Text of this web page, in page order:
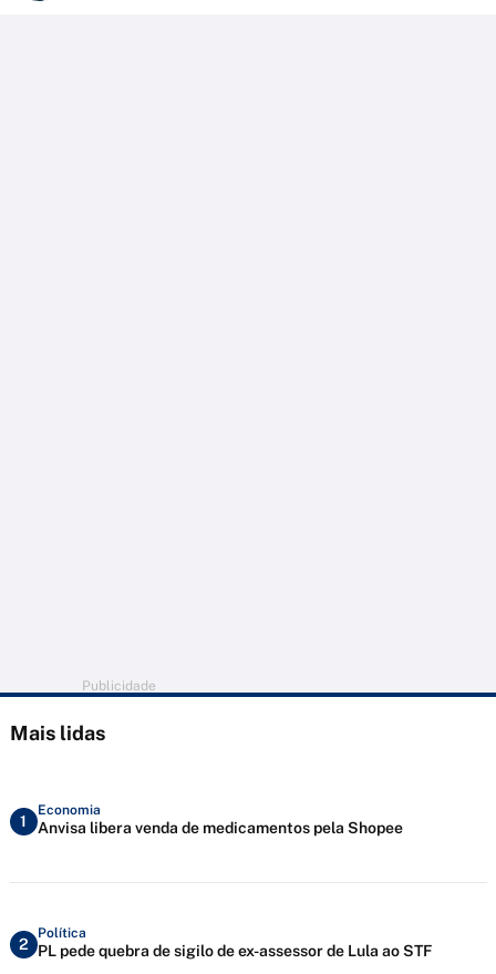
Publicidade
Mais lidas
1
Economia
Anvisa libera venda de medicamentos pela Shopee
2
Política
PL pede quebra de sigilo de ex-assessor de Lula ao STF